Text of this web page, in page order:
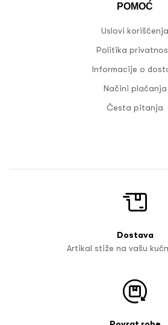
POMOĆ
Uslovi korišćenja
Politika
Informacije o
Načini plaćanja
Česta pitanja
Dostava
Artikal stiže na vašu